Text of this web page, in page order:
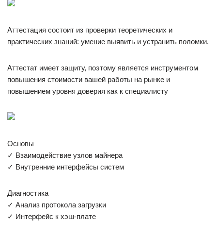
Аттестация состоит из проверки теоретических и
практических знаний: умение выявить и устранить поломки.
Аттестат имеет защиту, поэтому является инструментом
повышения стоимости вашей работы на рынке и
повышением уровня доверия как к специалисту
Основы
✓ Взаимодействие узлов майнера
✓ Внутренние интерфейсы систем
Диагностика
✓ Анализ протокола загрузки
✓ Интерфейс к хэш-плате